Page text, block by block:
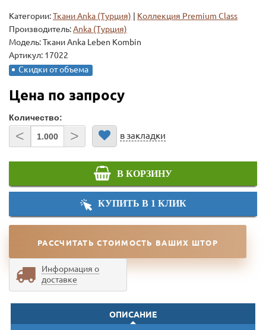
Категории:Ткани Anka (Турция)
Коллекция Premium Class
Производитель:Anka (Турция)
Модель:Ткани Anka Leben Kombin
Артикул: 17022
Скидки от объема
Цена по запросу
Количество:
< > в закладки
В КОРЗИНУ
КУПИТЬ В 1 КЛИК
РАССЧИТАТЬ СТОИМОСТЬ ВАШИХ ШТОР
Информация о
доставке
ОПИСАНИЕ